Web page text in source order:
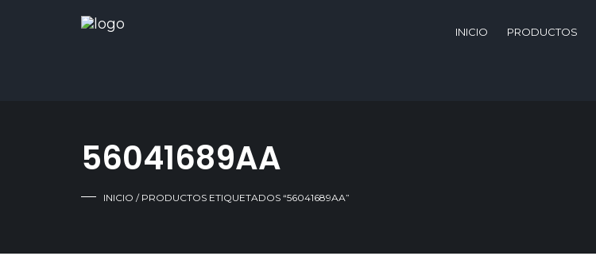
INICIO PRODUCTOS
56041689AA
INICIO / PRODUCTOS ETIQUETADOS “56041689AA”